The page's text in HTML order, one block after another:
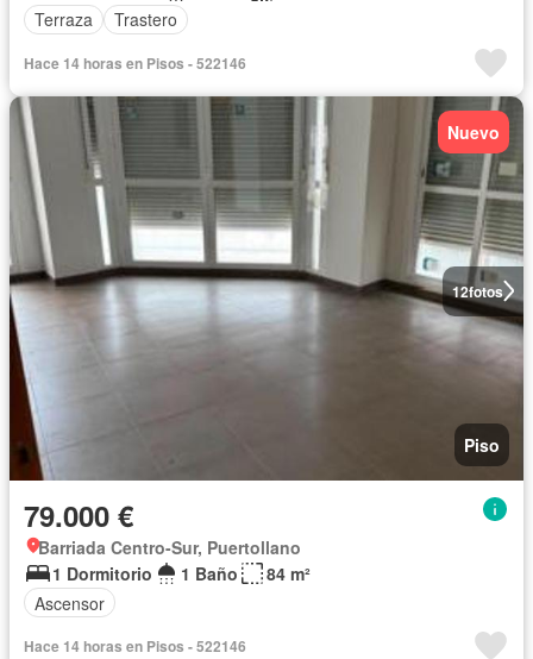
Terraza
Trastero
Hace 14 horas en Pisos - 522146
12fotos
Nuevo
Piso
79.000 €
Barriada Centro-Sur, Puertollano
1 Dormitorio
1 Baño
84 m²
Ascensor
Hace 14 horas en Pisos - 522146